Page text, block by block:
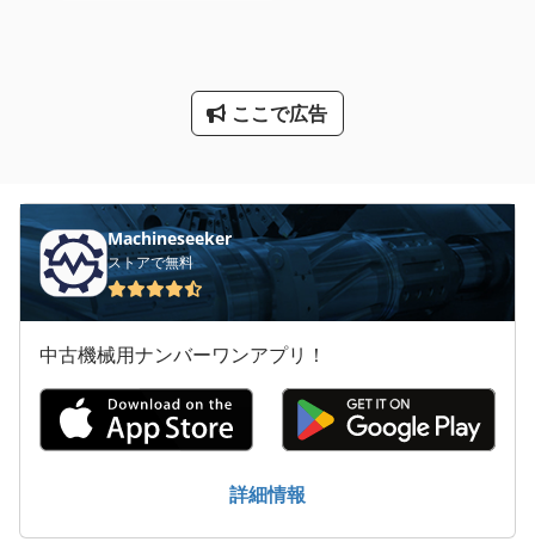
ここで広告
Machineseeker
ストアで無料
中古機械用ナンバーワンアプリ！
詳細情報